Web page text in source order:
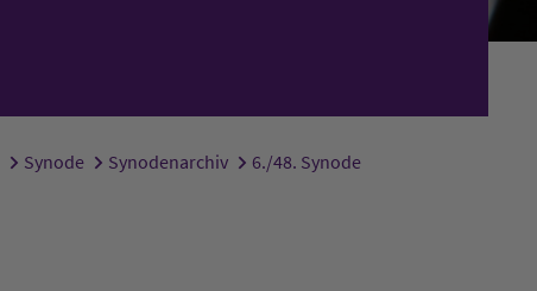
Synode Synodenarchiv
6./48. Synode